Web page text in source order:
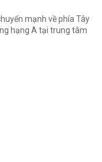
mạnh về phía Tây
hạng A tại trung tâm